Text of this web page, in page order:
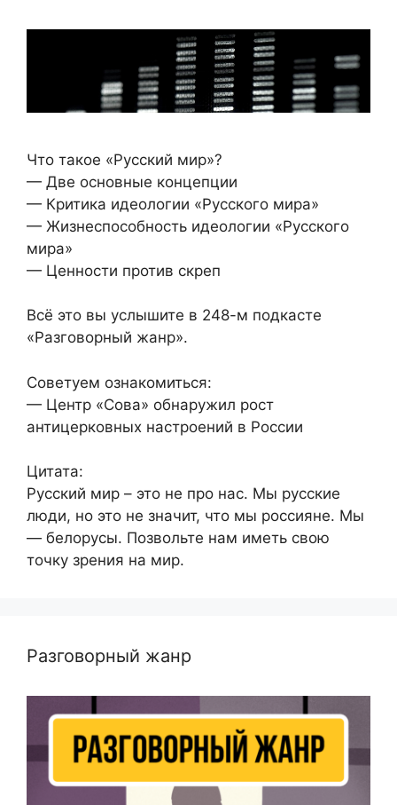
Что такое «Русский мир»?
— Две основные концепции
— Критика идеологии «Русского мира»
— Жизнеспособность идеологии «Русского
мира»
— Ценности против скреп
Всё это вы услышите в 248-м подкасте
«Разговорный жанр».
Советуем ознакомиться:
— Центр «Сова» обнаружил рост
антицерковных настроений в России
Цитата:
Русский мир – это не про нас. Мы русские
люди, но это не значит, что мы россияне. Мы
— белорусы. Позвольте нам иметь свою
точку зрения на мир.
Разговорный жанр